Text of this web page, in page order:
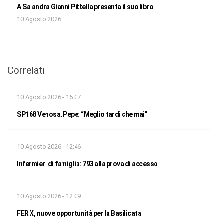
A Salandra Gianni Pittella presenta il suo libro
10 Agosto 2026
Correlati
10 Agosto 2026 - 15:07
SP168 Venosa, Pepe: “Meglio tardi che mai”
10 Agosto 2026 - 12:46
Infermieri di famiglia: 793 alla prova di accesso
10 Agosto 2026 - 12:09
FER X, nuove opportunità per la Basilicata